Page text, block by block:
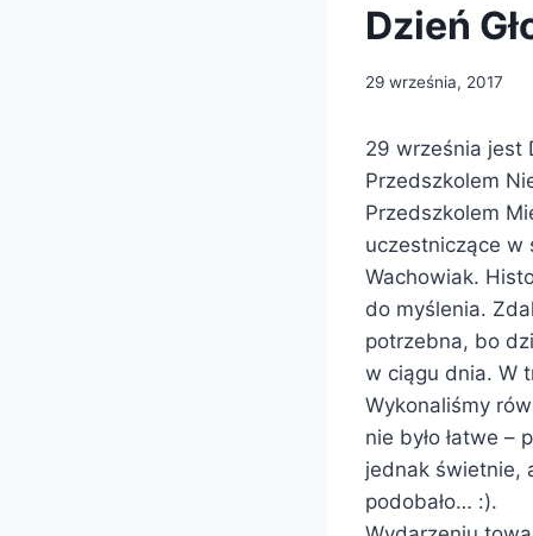
Dzień
29 września, 2017
29 września jest
Przedszkolem
Przedszkolem
uczestniczące w
Wachowiak.
do myślenia.
potrzebna, bo
w ciągu dnia. W
Wykonaliśmy
nie było łatwe
jednak świetnie,
podobało… :).